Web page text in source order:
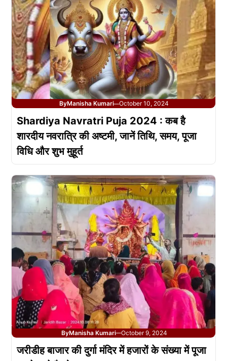
ByManisha Kumari—October 10, 2024
Shardiya Navratri Puja 2024 : कब है
शारदीय नवरात्रि की अष्टमी, जानें तिथि, समय, पूजा
विधि और शुभ मुहूर्त
ByManisha Kumari—October 9, 2024
जरीडीह बाजार की दुर्गा मंदिर में हजारों के संख्या में पूजा